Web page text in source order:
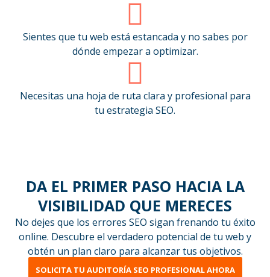
Sientes que tu web está estancada y no sabes por
dónde empezar a optimizar.
Necesitas una hoja de ruta clara y profesional para
tu estrategia SEO.
DA EL PRIMER PASO HACIA LA
VISIBILIDAD QUE MERECES
No dejes que los errores SEO sigan frenando tu éxito
online. Descubre el verdadero potencial de tu web y
obtén un plan claro para alcanzar tus objetivos.
SOLICITA TU AUDITORÍA SEO PROFESIONAL AHORA